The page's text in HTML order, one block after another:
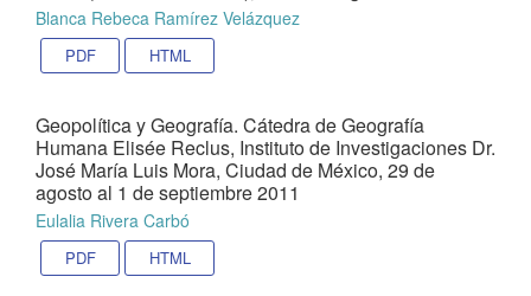
Blanca Rebeca Ramírez Velázquez
PDF HTML
Geopolítica y Geografía. Cátedra de Geografía
Humana Elisée Reclus, Instituto de Investigaciones Dr.
José María Luis Mora, Ciudad de México, 29 de
agosto al 1 de septiembre 2011
Eulalia Rivera Carbó
PDF HTML